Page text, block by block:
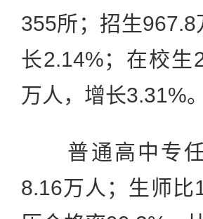
355所；招生
长2.14%；在校生
万人，增长3.31%。
普通高中专任
8.16万人；生师比